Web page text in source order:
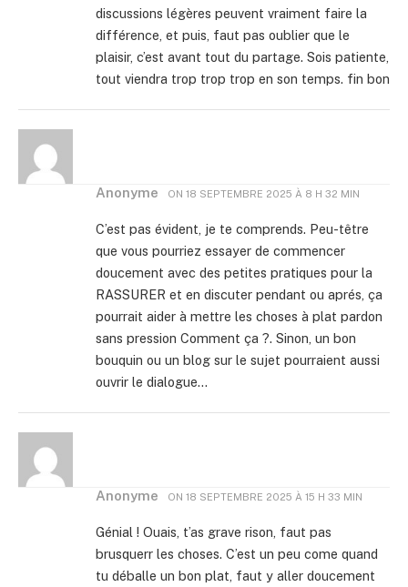
discussions légères peuvent vraiment faire la
différence, et puis, faut pas oublier que le
plaisir, c’est avant tout du partage. Sois patiente,
tout viendra trop trop trop en son temps. fin bon
Anonyme ON 18 SEPTEMBRE 2025 À 8 H 32 MIN
C’est pas évident, je te comprends. Peu-têtre
que vous pourriez essayer de commencer
doucement avec des petites pratiques pour la
RASSURER et en discuter pendant ou aprés, ça
pourrait aider à mettre les choses à plat pardon
sans pression Comment ça ?. Sinon, un bon
bouquin ou un blog sur le sujet pourraient aussi
ouvrir le dialogue…
Anonyme ON 18 SEPTEMBRE 2025 À 15 H 33 MIN
Génial ! Ouais, t’as grave rison, faut pas
brusquerr les choses. C’est un peu come quand
tu déballe un bon plat, faut y aller doucement